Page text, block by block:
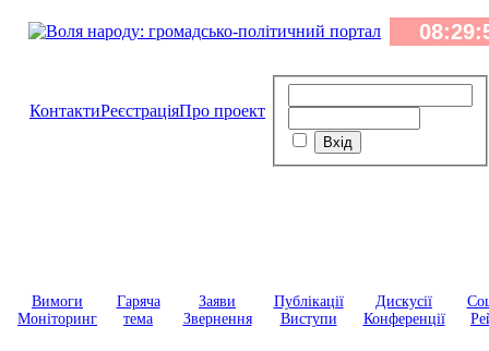
КонтактиРеєстраціяПро проект
Вимоги
Моніторинг
Гаряча
тема
Заяви
Звернення
Публікації
Виступи
Дискусії
Конференції